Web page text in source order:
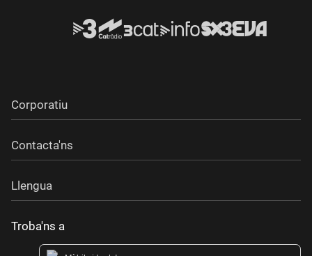
Corporatiu
Contacta'ns
Llengua
Troba'ns a